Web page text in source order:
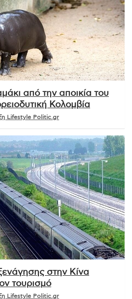
από την αποικία του
Κολομβία
Lifestyle Politic.gr
στην Κίνα
τουρισμό
Lifestyle Politic.gr